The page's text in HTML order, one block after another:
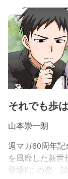
それでも歩
山本崇一朗
週マガ60周年
を風靡した新
登場‼この恋、